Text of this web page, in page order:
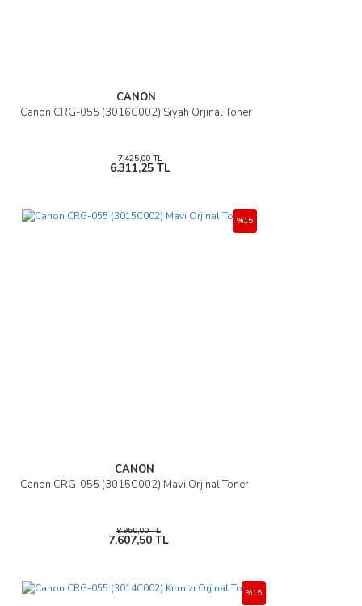
CANON
Canon CRG-055 (3016C002) Siyah Orjinal Toner
7.425,00 TL
6.311,25 TL
CANON
Canon CRG-055 (3015C002) Mavi Orjinal Toner
%15
8.950,00 TL
7.607,50 TL
%15